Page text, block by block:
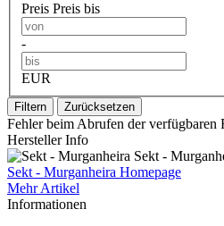
Preis Preis bis
-
EUR
Filtern Zurücksetzen
Fehler beim Abrufen der verfügbaren
Hersteller Info
Sekt -
Sekt - Murganheira Homepage
Mehr Artikel
Informationen